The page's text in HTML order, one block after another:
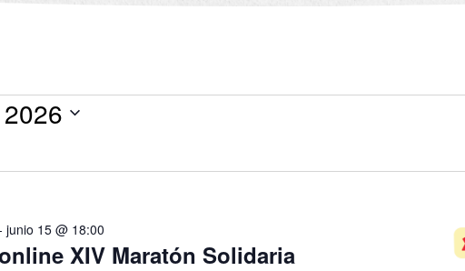
XIV Maratón Solidaria
junio 15 @ 18:00